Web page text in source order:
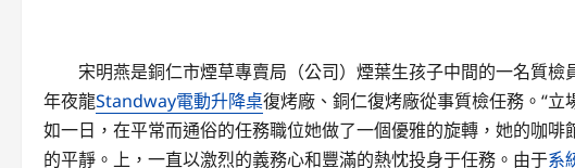
宋明燕是銅仁市煙草專賣局（公司）煙葉生孩子中間的一名質檢
年夜龍Standway電動升降桌復烤廠、銅仁復烤廠從事質檢任務。“
如一日，在平常而通俗的任務職位她做了一個優雅的旋轉，她的咖
的平靜。上，一直以激烈的義務心和豐滿的熱忱投身于任務。由于系